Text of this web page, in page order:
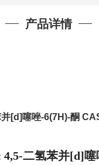
产品详情
[d]噻唑-6(7H)-酮
4,5-二氢苯并[d]